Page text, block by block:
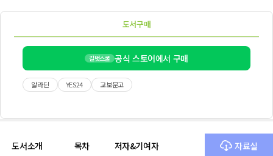
도서구매
길벗스쿨 공식 스토어에서 구매
알라딘 YES24 교보문고
도서소개 목차 저자&기여자 자료실